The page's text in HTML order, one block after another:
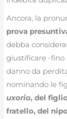
Ancora, la
prova
debba
giustificare -fino
danno da
nominando le
uxorio, del
fratello, del